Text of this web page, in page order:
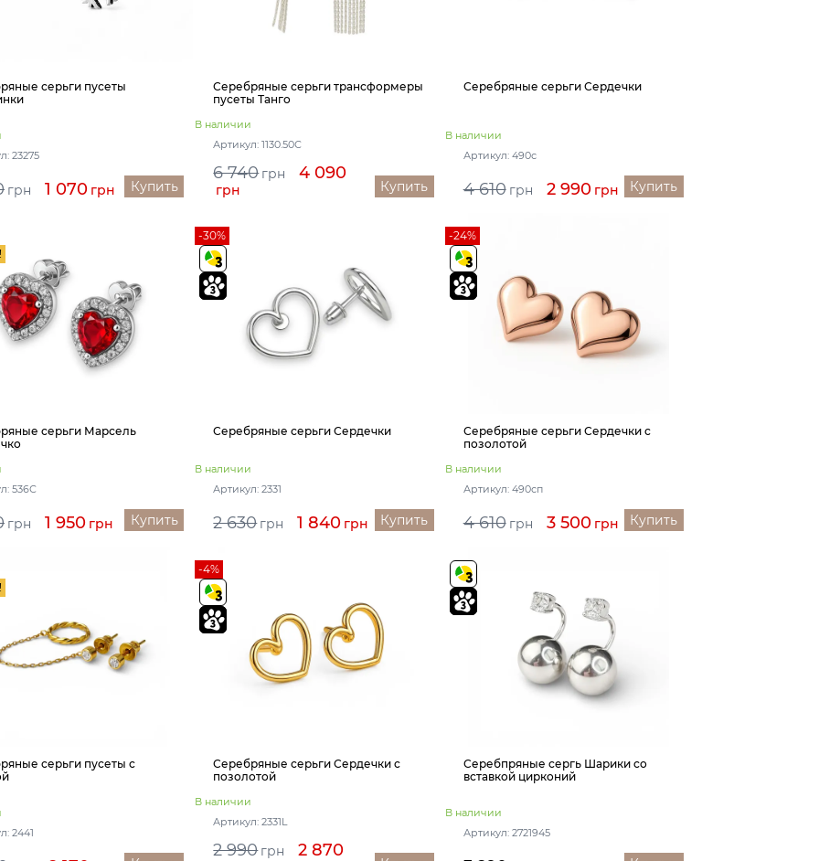
серьги пусеты
23275
грн 1 070 грн Купить
Серебряные серьги трансформеры
пусеты Танго
В наличии
Артикул: 1130.50С
6 740 грн 4 090
грн Купить
Серебряные серьги Сердечки
В наличии
Артикул: 490с
4 610 грн 2 990 грн Купить
серьги Марсель
536С
грн 1 950 грн Купить
-30%
Серебряные серьги Сердечки
В наличии
Артикул: 2331
2 630 грн 1 840 грн Купить
-24%
Серебряные серьги Сердечки с
позолотой
В наличии
Артикул: 490сп
4 610 грн 3 500 грн Купить
серьги пусеты с
2441
-4%
Серебряные серьги Сердечки с
позолотой
В наличии
Артикул: 2331L
2 990 грн 2 870
Серебпряные сергь Шарики со
вставкой цирконий
В наличии
Артикул: 2721945